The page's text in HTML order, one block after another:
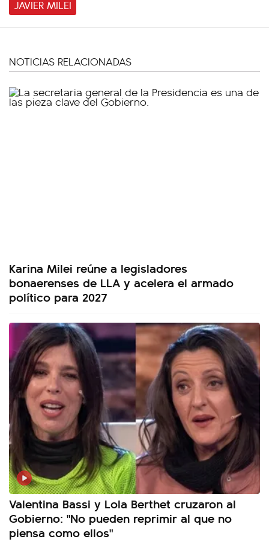
JAVIER MILEI
NOTICIAS RELACIONADAS
Karina Milei reúne a legisladores
bonaerenses de LLA y acelera el armado
político para 2027
Valentina Bassi y Lola Berthet cruzaron al
Gobierno: "No pueden reprimir al que no
piensa como ellos"